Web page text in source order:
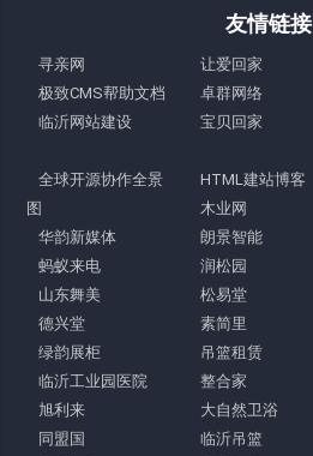
友情链接
寻亲网 让爱回家
极致CMS帮助文档
卓群网络
临沂网站建设
宝贝回家
全球开源协作全景
图
HTML建站博客
木业网
华韵新媒体
朗景智能
蚂蚁来电
润松园
山东舞美
松易堂
德兴堂
素简里
绿韵展柜
吊篮租赁
临沂工业园医院
整合家
旭利来
大自然卫浴
同盟国
临沂吊篮